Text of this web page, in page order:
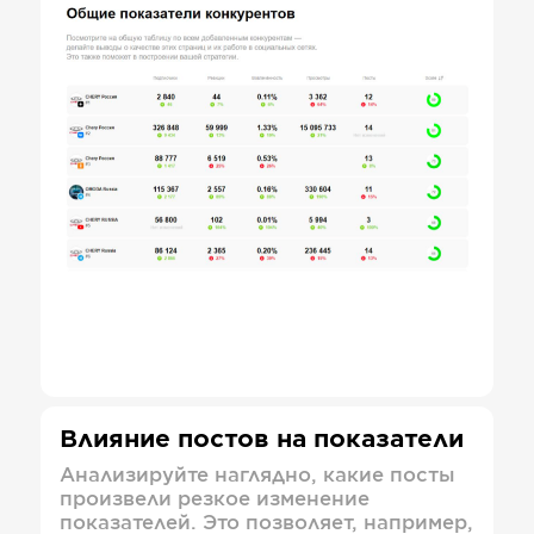
Влияние постов на показатели
Анализируйте наглядно, какие посты
произвели резкое изменение
показателей. Это позволяет, например,